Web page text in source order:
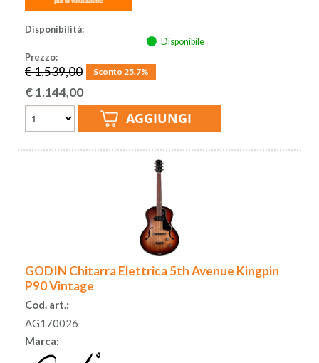
Disponibilità:
Disponibile
Prezzo:
€ 1.539,00 Sconto 25.7%
€1.144,00
GODIN Chitarra Elettrica 5th Avenue Kingpin
P90 Vintage
Cod. art.:
AG170026
Marca: